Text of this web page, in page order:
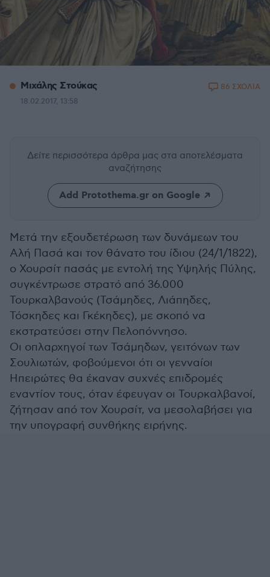
Μιχάλης Στούκας
18.02.2017, 13:58
86 ΣΧΟΛΙΑ
Δείτε περισσότερα άρθρα μας στα αποτελέσματα
αναζήτησης
Add Protothema.gr on Google
Μετά την εξουδετέρωση των δυνάμεων του
Αλή Πασά και τον θάνατο του ίδιου (24/1/1822),
ο Χουρσίτ πασάς με εντολή της Υψηλής Πύλης,
συγκέντρωσε στρατό από 36.000
Τουρκαλβανούς (Τσάμηδες, Λιάπηδες,
Τόσκηδες και Γκέκηδες), με σκοπό να
εκστρατεύσει στην Πελοπόννησο.
Οι οπλαρχηγοί των Τσάμηδων, γειτόνων των
Σουλιωτών, φοβούμενοι ότι οι γενναίοι
Ηπειρώτες θα έκαναν συχνές επιδρομές
εναντίον τους, όταν έφευγαν οι Τουρκαλβανοί,
ζήτησαν από τον Χουρσίτ, να μεσολαβήσει για
την υπογραφή συνθήκης ειρήνης.